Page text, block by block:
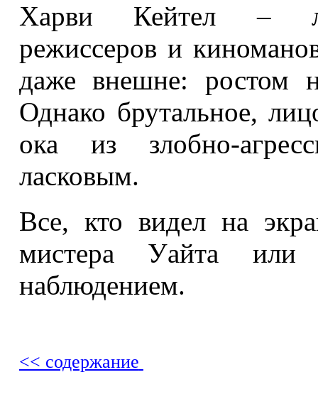
Харви Кейтел –
режиссеров и
даже внешне: ростом
Однако брутальное,
ока из злобно-
ласковым.
Все, кто видел на
мистера Уайта
наблюдением.
<< содержание